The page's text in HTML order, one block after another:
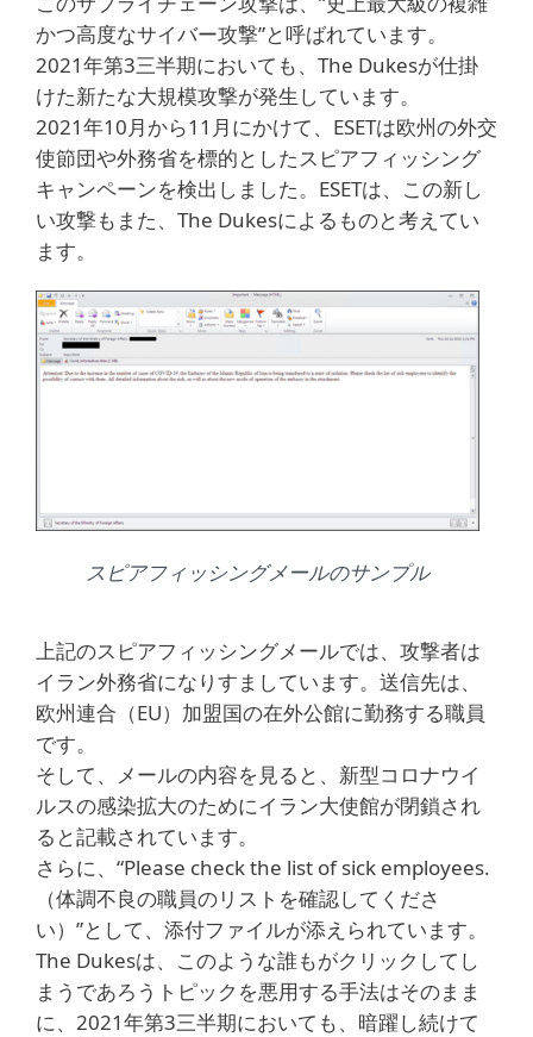
かつ高度なサイバー攻撃”と呼ばれています。
2021年第3三半期においても、The Dukesが仕掛
けた新たな大規模攻撃が発生しています。
2021年10月から11月にかけて、ESETは欧州の外交
使節団や外務省を標的としたスピアフィッシング
キャンペーンを検出しました。ESETは、この新し
い攻撃もまた、The Dukesによるものと考えてい
ます。
スピアフィッシングメールのサンプル
上記のスピアフィッシングメールでは、攻撃者は
イラン外務省になりすましています。送信先は、
欧州連合（EU）加盟国の在外公館に勤務する職員
です。
そして、メールの内容を見ると、新型コロナウイ
ルスの感染拡大のためにイラン大使館が閉鎖され
ると記載されています。
さらに、“Please check the list of sick employees.
（体調不良の職員のリストを確認してくださ
い）”として、添付ファイルが添えられています。
The Dukesは、このような誰もがクリックしてし
まうであろうトピックを悪用する手法はそのまま
に、2021年第3三半期においても、暗躍し続けて